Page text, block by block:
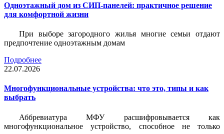
Одноэтажный дом из СИП-панелей: практичное решение
для комфортной жизни
При выборе загородного жилья многие семьи отдают
предпочтение одноэтажным домам
Подробнее
22.07.2026
Многофункциональные устройства: что это, типы и как
выбрать
Аббревиатура МФУ расшифровывается как
многофункциональное устройство, способное не только